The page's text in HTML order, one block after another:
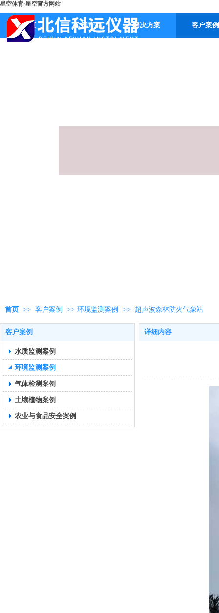
星空体育·星空官方网站
首页 公司产品 解决方案 客户案例
首页 >> 客户案例 >> 环境监测案例 >> 超声波森林防火气象站
客户案例
水质监测案例
环境监测案例
气体检测案例
土壤植物案例
农业与食品安全案例
详细内容